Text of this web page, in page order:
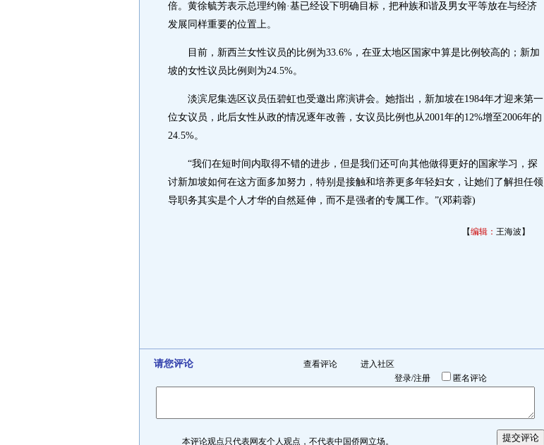
倍。黄徐毓芳表示总理约翰·基已经设下明确目标，把种族和谐及男女平等放在与经济
发展同样重要的位置上。
目前，新西兰女性议员的比例为33.6%，在亚太地区国家中算是比例较高的；新加
坡的女性议员比例则为24.5%。
淡滨尼集选区议员伍碧虹也受邀出席演讲会。她指出，新加坡在1984年才迎来第一
位女议员，此后女性从政的情况逐年改善，女议员比例也从2001年的12%增至2006年的
24.5%。
“我们在短时间内取得不错的进步，但是我们还可向其他做得更好的国家学习，探
讨新加坡如何在这方面多加努力，特别是接触和培养更多年轻妇女，让她们了解担任领
导职务其实是个人才华的自然延伸，而不是强者的专属工作。”(邓莉蓉)
【编辑： 王海波】
请您评论 查看评论
进入社区
登录/注册 匿名评论
本评论观点只代表网友个人观点，不代表中国侨网立场。